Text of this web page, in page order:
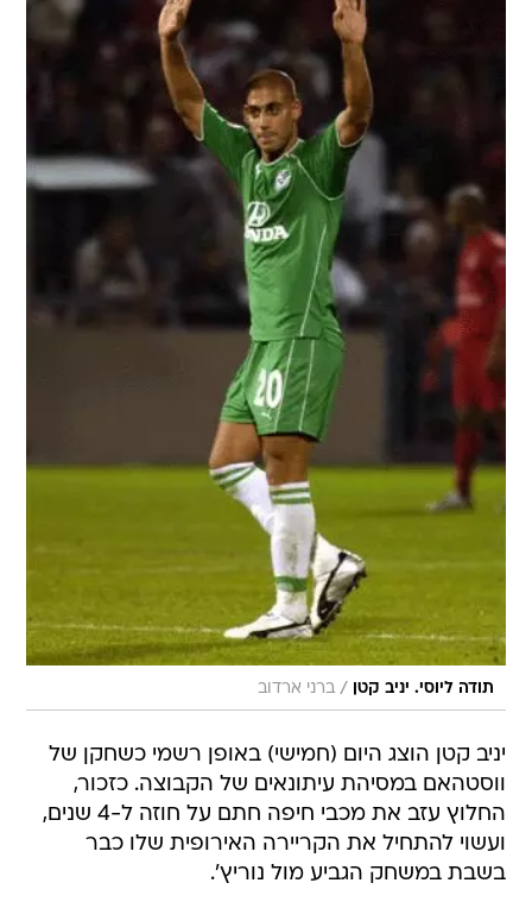
תודה ליוסי. יניב קטן / ברני ארדוב
יניב קטן הוצג היום (חמישי) באופן רשמי כשחקן של
ווסטהאם במסיהת עיתונאים של הקבוצה. כזכור,
החלוץ עזב את מכבי חיפה חתם על חוזה ל-4 שנים,
ועשוי להתחיל את הקריירה האירופית שלו כבר
בשבת במשחק הגביע מול נוריץ'.